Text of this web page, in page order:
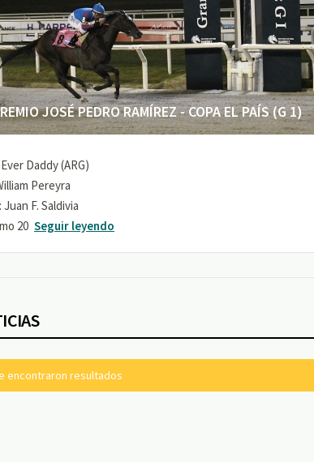
JOSÉ PEDRO RAMÍREZ - COPA EL PAÍS (G 1)
Daddy (ARG)
Pereyra
F. Saldivia
20 Seguir leyendo
encontraron resultados